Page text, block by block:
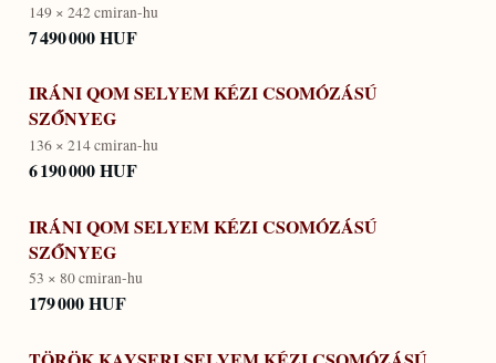
149 × 242 cmiran-hu
7 490 000 HUF
IRÁNI QOM SELYEM KÉZI CSOMÓZÁSÚ
SZŐNYEG
136 × 214 cmiran-hu
6 190 000 HUF
IRÁNI QOM SELYEM KÉZI CSOMÓZÁSÚ
SZŐNYEG
53 × 80 cmiran-hu
179 000 HUF